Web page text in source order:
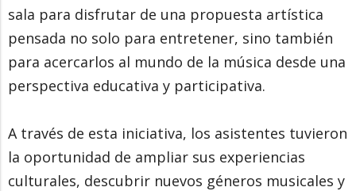
sala para disfrutar de una propuesta artística
pensada no solo para entretener, sino también
para acercarlos al mundo de la música desde una
perspectiva educativa y participativa.
A través de esta iniciativa, los asistentes tuvieron
la oportunidad de ampliar sus experiencias
culturales, descubrir nuevos géneros musicales y